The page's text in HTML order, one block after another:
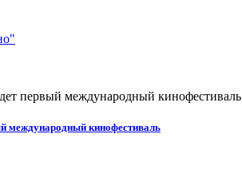
первый международный кинофестиваль
международный кинофестиваль